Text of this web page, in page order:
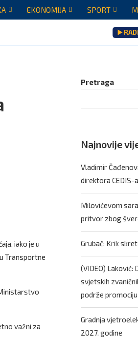
EKONOMIJA SPORT
rezultati saradnje govoriće...
▶️
iako je u
Transportne
važni za
Pretraga
Najnovije
Vladimir
direktora CEDIS-a
Milovićevom
pritvor zbog
Grubač: Krik
(VIDEO) Laković:
svjetskih
podrže promociju
Gradnja
2027. godine